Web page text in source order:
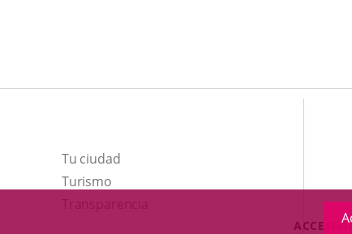
Tu ciudad
TurismoEste
Menú